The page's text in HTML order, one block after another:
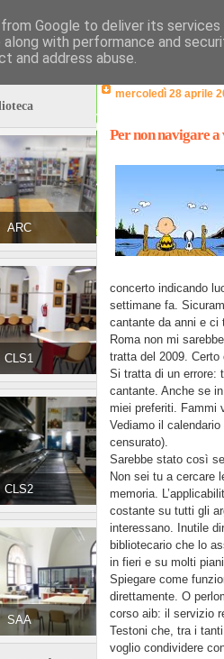
ARC
CLS1
CLS2
SAA
mercoledì 28 aprile
Per non navigare a
concerto indicando
settimane fa.
cantante da anni e ci
Roma non mi
tratta del 2009. Certo
Si tratta di un errore:
cantante. Anche se
miei preferiti. Fammi
Vediamo il
censurato).
Sarebbe stato così
Non sei tu a cercare
memoria.
costante su tutti gli
interessano. Inutile
bibliotecario che lo
in fieri e su molti piani.
Spiegare come
direttamente. O
corso aib: il servizio
Testoni che, tra i
voglio condividere
Google to deliver its
along with performance and
and address abuse.